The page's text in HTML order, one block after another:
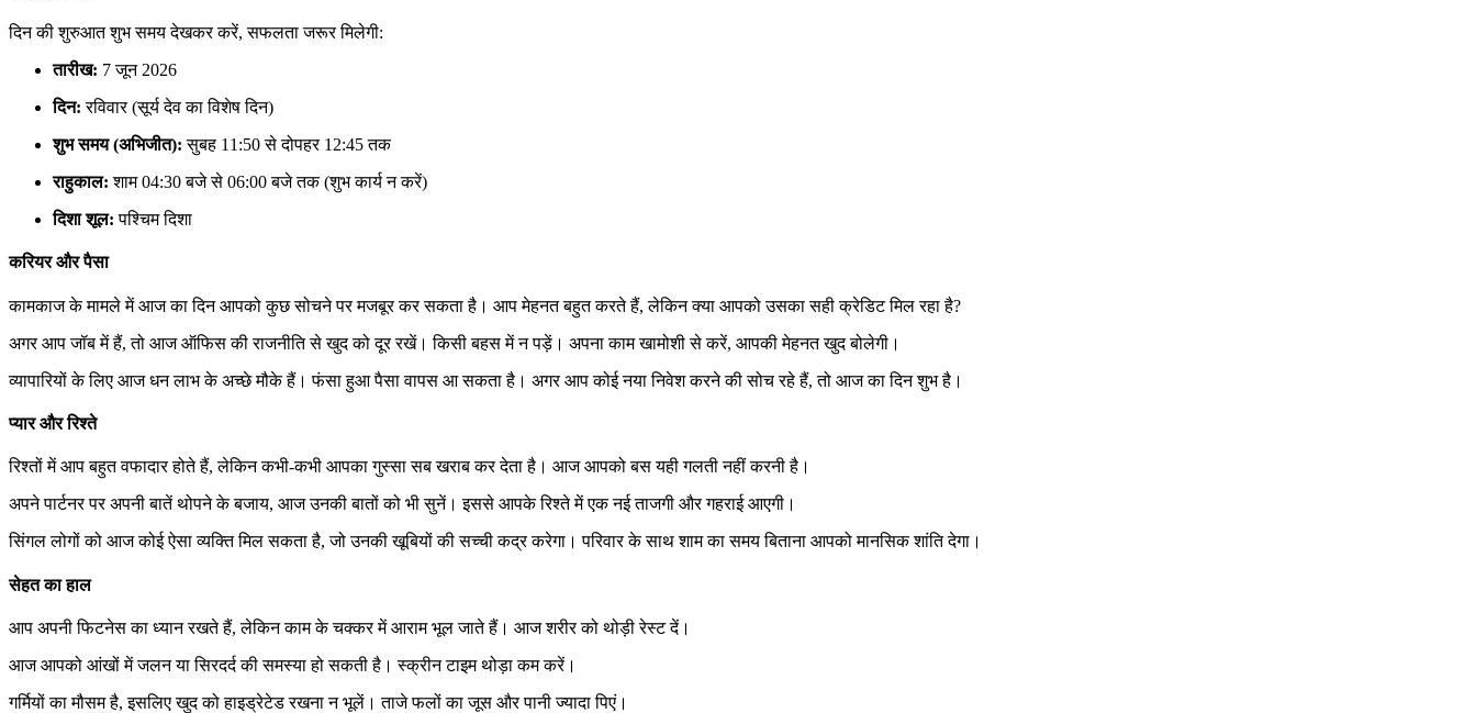
दिन की शुरुआत शुभ समय देखकर करें, सफलता जरूर मिलेगी:
तारीख: 7 जून 2026
दिन: रविवार (सूर्य देव का विशेष दिन)
शुभ समय (अभिजीत): सुबह 11:50 से दोपहर 12:45 तक
राहुकाल: शाम 04:30 बजे से 06:00 बजे तक (शुभ कार्य न करें)
दिशा शूल: पश्चिम दिशा
करियर और पैसा
कामकाज के मामले में आज का दिन आपको कुछ सोचने पर मजबूर कर सकता है। आप मेहनत बहुत करते हैं, लेकिन क्या आपको उसका सही क्रेडिट मिल रहा है?
अगर आप जॉब में हैं, तो आज ऑफिस की राजनीति से खुद को दूर रखें। किसी बहस में न पड़ें। अपना काम खामोशी से करें, आपकी मेहनत खुद बोलेगी।
व्यापारियों के लिए आज धन लाभ के अच्छे मौके हैं। फंसा हुआ पैसा वापस आ सकता है। अगर आप कोई नया निवेश करने की सोच रहे हैं, तो आज का दिन शुभ है।
प्यार और रिश्ते
रिश्तों में आप बहुत वफादार होते हैं, लेकिन कभी-कभी आपका गुस्सा सब खराब कर देता है। आज आपको बस यही गलती नहीं करनी है।
अपने पार्टनर पर अपनी बातें थोपने के बजाय, आज उनकी बातों को भी सुनें। इससे आपके रिश्ते में एक नई ताजगी और गहराई आएगी।
सिंगल लोगों को आज कोई ऐसा व्यक्ति मिल सकता है, जो उनकी खूबियों की सच्ची कद्र करेगा। परिवार के साथ शाम का समय बिताना आपको मानसिक शांति देगा।
सेहत का हाल
आप अपनी फिटनेस का ध्यान रखते हैं, लेकिन काम के चक्कर में आराम भूल जाते हैं। आज शरीर को थोड़ी रेस्ट दें।
आज आपको आंखों में जलन या सिरदर्द की समस्या हो सकती है। स्क्रीन टाइम थोड़ा कम करें।
गर्मियों का मौसम है, इसलिए खुद को हाइड्रेटेड रखना न भूलें। ताजे फलों का जूस और पानी ज्यादा पिएं।